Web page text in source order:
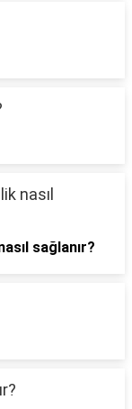
sağlanır?